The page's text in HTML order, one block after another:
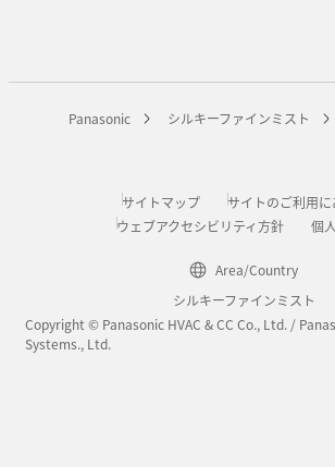
Panasonic シルキーファインミスト
サイトマップ
サイトのご利用に
ウェブアクセシビリティ方針
個
Area/Country
シルキーファインミスト
Copyright © Panasonic HVAC & CC Co., Ltd. /
Systems., Ltd.